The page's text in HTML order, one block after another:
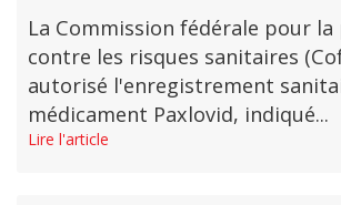
La Commission fédérale pour
contre les risques sanitaires
autorisé l'enregistrement
médicament Paxlovid, indiqué...
Lire l'article